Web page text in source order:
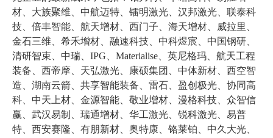
材、大族聚维、中航迈特、镭明激光、汉邦激光、联泰科
技、倍丰智能、航天增材、西门子、海天增材、威拉里、
金石三维、希禾增材、融速科技、中科煜宸、中国钢研、
清研智束、中瑞、IPG、Materialise、英尼格玛、航天工程
装备、西帝摩、天弘激光、康硕集团、中体新材、西空智
造、湖南云箭、共享智能装备、雷石、盈创极光、协同高
科、中天上材、金源智能、敬业增材、漫格科技、众智信
赢、武汉易制、瑞通增材、华工激光、锐科激光、易普
特、西安赛隆、有朋新材、奥特康、铬莱铂、中久大光、